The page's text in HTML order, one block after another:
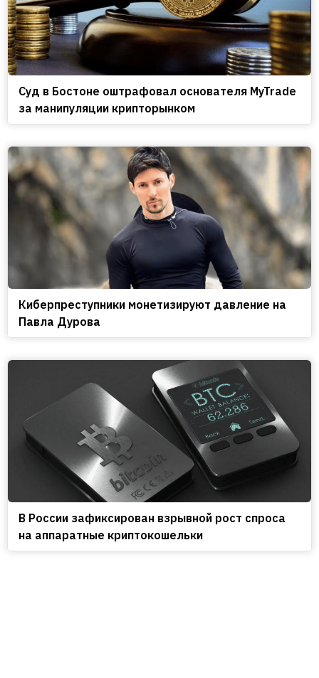
Cуд в Бостоне оштрафовал основателя MyTrade
за манипуляции крипторынком
Киберпреступники монетизируют давление на
Павла Дурова
В России зафиксирован взрывной рост спроса
на аппаратные криптокошельки